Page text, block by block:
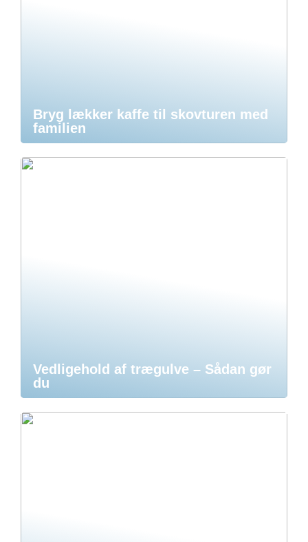
Bryg lækker kaffe til skovturen med
familien
Vedligehold af trægulve – Sådan gør
du